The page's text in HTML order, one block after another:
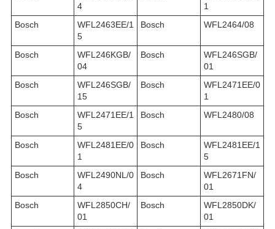
4
1
Bosch
WFL2463EE/1
5
Bosch WFL2464/08
Bosch
WFL246KGB/
04
Bosch
WFL246SGB/
01
Bosch
WFL246SGB/
15
Bosch
WFL2471EE/0
1
Bosch
WFL2471EE/1
5
Bosch WFL2480/08
Bosch
WFL2481EE/0
1
Bosch
WFL2481EE/1
5
Bosch
WFL2490NL/0
4
Bosch
WFL2671FN/
01
Bosch
WFL2850CH/
01
Bosch
WFL2850DK/
01